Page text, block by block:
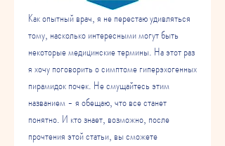
Как опытный врач, я не перестаю удивляться
тому, насколько интересными могут быть
некоторые медицинские термины. На этот раз
я хочу поговорить о симптоме гиперэхогенных
пирамидок почек. Не смущайтесь этим
названием - я обещаю, что все станет
понятно. И кто знает, возможно, после
прочтения этой статьи, вы сможете